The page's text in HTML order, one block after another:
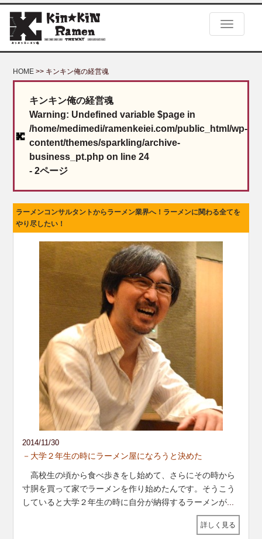
t
TOGGLE
HOME>> キンキン俺の経営魂
キンキン俺の経営魂
Warning: Undefined variable $page in
/home/medimedi/ramenkeiei.com/public_html/wp-
content/themes/sparkling/archive-
business_pt.php on line 24
- 2ページ
ラーメンコンサルタントからラーメン業界へ！ラーメンに関わる全てを
やり尽したい！
2014/11/30
－大学２年生の時にラーメン屋になろうと決めた
高校生の頃から食べ歩きをし始めて、さらにその時から
寸胴を買って家でラーメンを作り始めたんです。そうこう
していると大学２年生の時に自分が納得するラーメンが...
詳しく見る